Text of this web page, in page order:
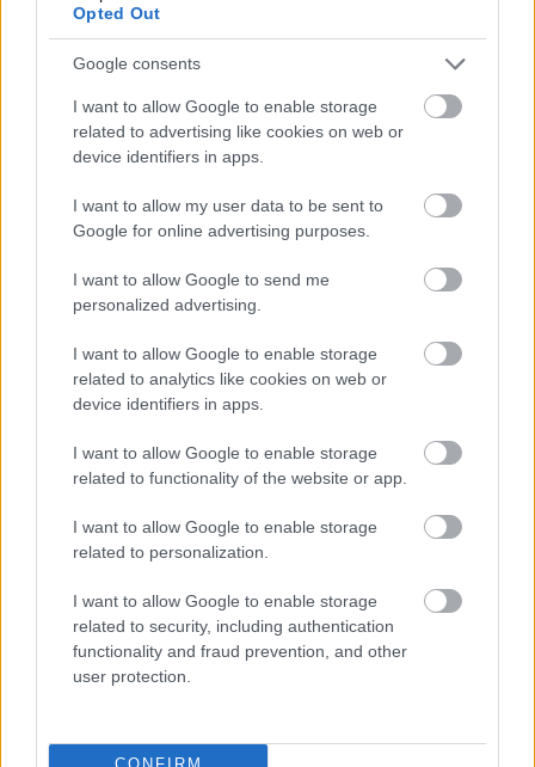
Opted Out
Google consents
I want to allow Google to enable storage
related to advertising like cookies on web or
device identifiers in apps.
I want to allow my user data to be sent to
Google for online advertising purposes.
I want to allow Google to send me
personalized advertising.
I want to allow Google to enable storage
related to analytics like cookies on web or
device identifiers in apps.
I want to allow Google to enable storage
related to functionality of the website or app.
I want to allow Google to enable storage
related to personalization.
I want to allow Google to enable storage
related to security, including authentication
functionality and fraud prevention, and other
user protection.
Nagy igazolás - Sokszoros bajnok érkezik a
Fehérvárhoz
Miért kulcsfontosságú a korszerű légtechnika az